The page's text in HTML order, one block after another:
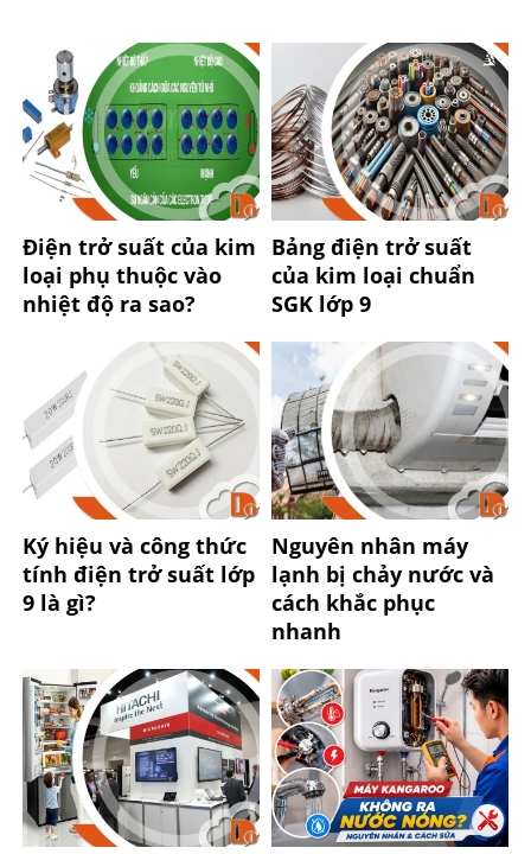
Điện trở suất của kim
loại phụ thuộc vào
nhiệt độ ra sao?
Bảng điện trở suất
của kim loại chuẩn
SGK lớp 9
Ký hiệu và công thức
tính điện trở suất lớp
9 là gì?
Nguyên nhân máy
lạnh bị chảy nước và
cách khắc phục
nhanh